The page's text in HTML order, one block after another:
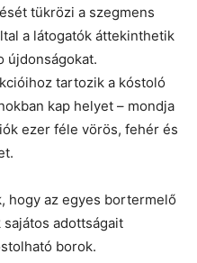
tükrözi a szegmens
a látogatók áttekinthetik
újdonságokat.
tartozik a kóstoló
kap helyet – mondja
ezer féle vörös, fehér és
hogy az egyes bortermelő
adottságait
borok.